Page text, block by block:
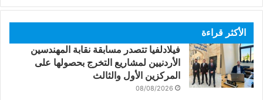
الأكثر قراءة
فيلادلفيا تتصدر مسابقة نقابة المهندسين
الأردنيين لمشاريع التخرج بحصولها على
المركزين الأول والثالث
08/08/2026